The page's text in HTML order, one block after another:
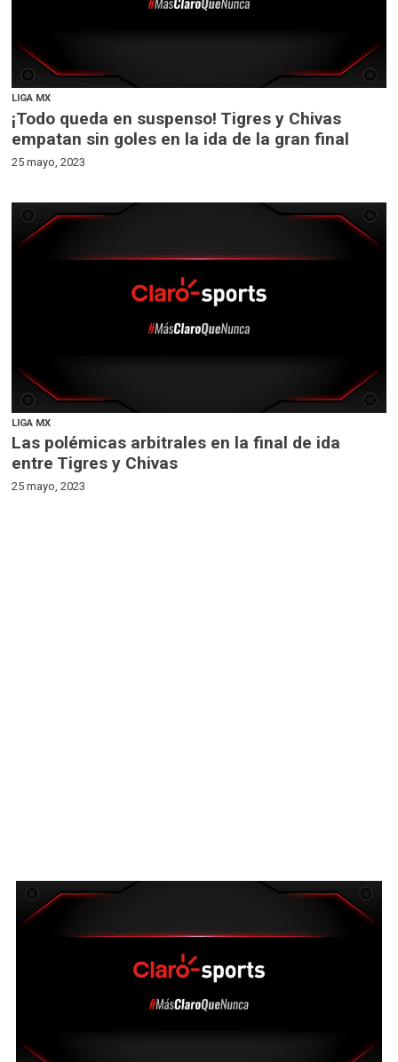
LIGA MX
¡Todo queda en suspenso! Tigres y Chivas
empatan sin goles en la ida de la gran final
25 mayo, 2023
LIGA MX
Las polémicas arbitrales en la final de ida
entre Tigres y Chivas
25 mayo, 2023